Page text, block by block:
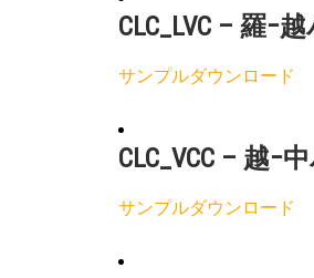
CLC_LVC – 羅−
サンプルダウンロード
CLC_VCC – 越−
サンプルダウンロード